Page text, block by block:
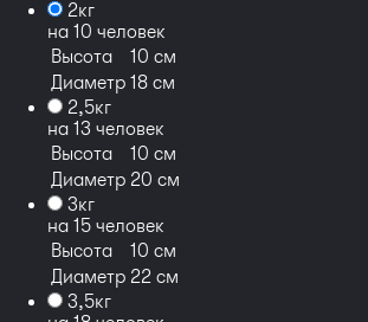
2кг
на 10 человек
Высота
10 см
Диаметр 18 см
2,5кг
на 13 человек
Высота
10 см
Диаметр 20 см
3кг
на 15 человек
Высота
10 см
Диаметр 22 см
3,5кг